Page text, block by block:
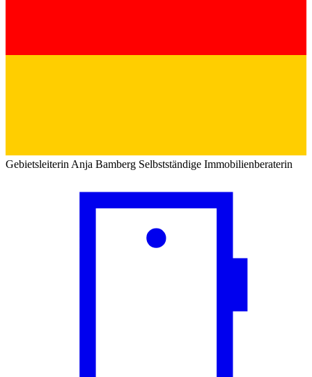
Gebietsleiterin Anja Bamberg Selbstständige Immobilienberaterin